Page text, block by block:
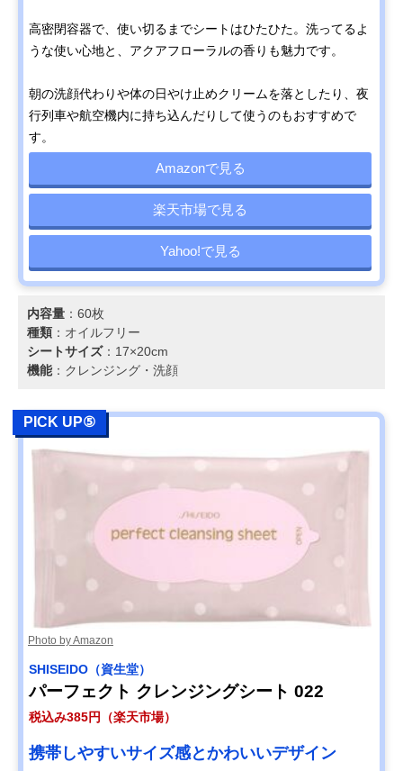
高密閉容器で、使い切るまでシートはひたひた。洗ってるよ
うな使い心地と、アクアフローラルの香りも魅力です。
朝の洗顔代わりや体の日やけ止めクリームを落としたり、夜
行列車や航空機内に持ち込んだりして使うのもおすすめで
す。
Amazonで見る
楽天市場で見る
Yahoo!で見る
内容量 ：60枚
種類 ：オイルフリー
シートサイズ：17×20cm
機能：クレンジング・洗顔
PICK UP⑤
Photo by Amazon
SHISEIDO（資生堂）
パーフェクト クレンジングシート 022
税込み385円（楽天市場）
携帯しやすいサイズ感とかわいいデザイン